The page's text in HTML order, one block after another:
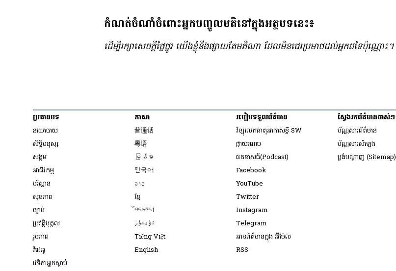
កំណត់ចំណាំចំពោះអ្នកបញ្ចូលមតិនៅក្នុងអត្ថបទនេះ៖
ដើម្បី​រក្សា​សេចក្ដី​ថ្លៃថ្នូរ យើង​ខ្ញុំ​នឹង​ផ្សាយ​តែ​មតិ​ណា ដែល​មិន​ជេរ​ប្រមាថ​ដល់​អ្នក​ដទៃ​ប៉ុណ្ណោះ។
ប្រធានបទ
នយោបាយ
សិទ្ធិ​មនុស្ស
សង្គម
អាជីវកម្ម
បរិស្ថាន
សុខភាព
ច្បាប់
ប្រវត្តិបុគ្គល
រូបភាព
វីដេអូ
វេទិកា​អ្នក​ស្ដាប់
ភាសា
普通话
粤语
မြန်မာ
한국어
ລາວ
ខ្មែ
བོད་སྐད།
ئۇيغۇر
Tiếng Việt
English
របៀប​ទទួល​ព័ត៌មាន​
វិទ្យុ​រលក​ធាតុអាកាស​ខ្លី SW
​ផ្កាយ​រណប
​ផតខាសធ៍(Podcast)
Facebook
YouTube
Twitter
Instagram
Telegram
អានព័ត៌មានក្នុង អ៊ីម៉ែល
RSS
ស្វែងរកព័ត៌មានចាស់ៗ
ប័ណ្ណសារ​ព័ត៌មាន​
ប័ណ្ណសារ​សំឡេង
ប្លង់បណ្តាញ (Sitemap)